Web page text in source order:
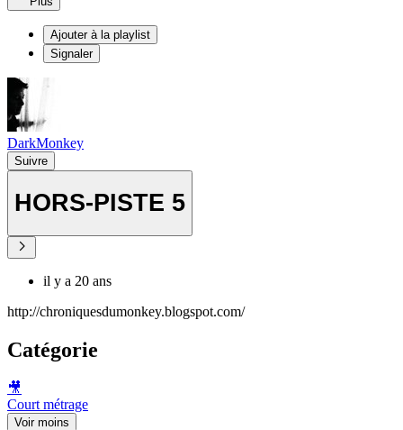
Ajouter à la playlist
Signaler
DarkMonkey
Suivre
HORS-PISTE 5
il y a 20 ans
http://chroniquesdumonkey.blogspot.com/
Catégorie
🎥
Court métrage
Voir moins